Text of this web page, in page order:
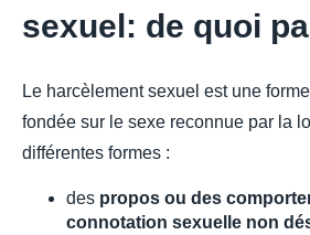
sexuel: de quoi
Le harcèlement sexuel est une
fondée sur le sexe reconnue par la
différentes formes :
des propos ou des
connotation sexuelle non